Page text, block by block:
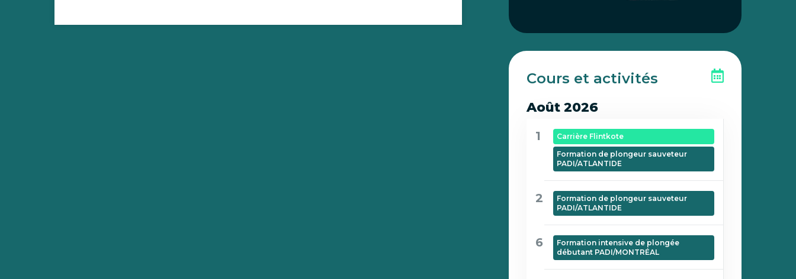
Cours et activités
Août 2026
1
Carrière Flintkote
Formation de plongeur sauveteur
PADI/ATLANTIDE
2
Formation de plongeur sauveteur
PADI/ATLANTIDE
6
Formation intensive de plongée
débutant PADI/MONTRÉAL